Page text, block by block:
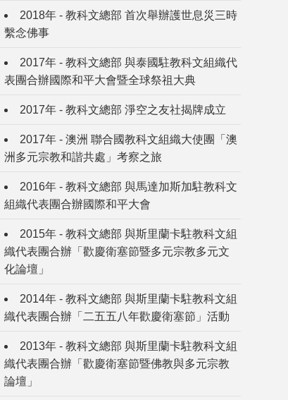
2018年 - 教科文總部 首次舉辦護世息災三時
繫念佛事
2017年 - 教科文總部 與泰國駐教科文組織代
表團合辦國際和平大會暨全球祭祖大典
2017年 - 教科文總部 淨空之友社揭牌成立
2017年 - 澳洲 聯合國教科文組織大使團「澳
洲多元宗教和諧共處」考察之旅
2016年 - 教科文總部 與馬達加斯加駐教科文
組織代表團合辦國際和平大會
2015年 - 教科文總部 與斯里蘭卡駐教科文組
織代表團合辦「歡慶衛塞節暨多元宗教多元文
化論壇」
2014年 - 教科文總部 與斯里蘭卡駐教科文組
織代表團合辦「二五五八年歡慶衛塞節」活動
2013年 - 教科文總部 與斯里蘭卡駐教科文組
織代表團合辦「歡慶衛塞節暨佛教與多元宗教
論壇」